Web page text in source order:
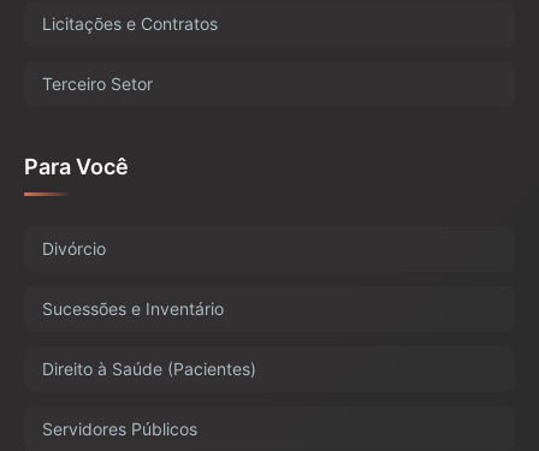
Licitações e Contratos
Terceiro Setor
Para Você
Divórcio
Sucessões e Inventário
Direito à Saúde (Pacientes)
Servidores Públicos